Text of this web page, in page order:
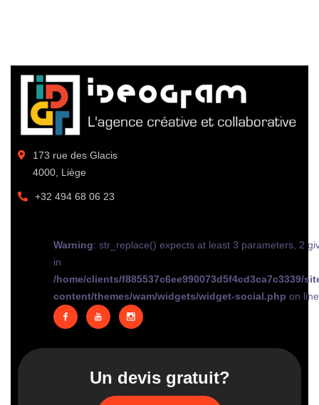
173 rue des Glacis
4000, Liège
+32 494 68 06 23
Warning: str_replace() expects at least 3 parameters, 2
in
/home/clients/f885537c6ee990073d5f4cd3ca7c3339/
content/themes/wam/widgets/widget-social.php on
Un devis gratuit?